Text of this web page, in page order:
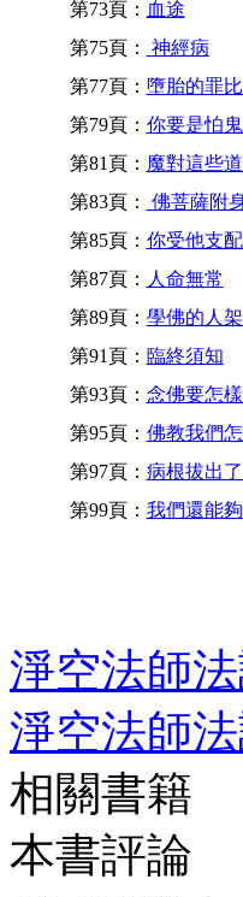
第73頁： 血途
第75頁：
神經病
第77頁： 墮胎的罪
第79頁： 你要是怕
第81頁： 魔對這些
第83頁：
佛菩薩附
第85頁： 你受他支
第87頁： 人命無常
第89頁： 學佛的人
第91頁： 臨終須知
第93頁： 念佛要怎
第95頁： 佛教我們
第97頁： 病根拔出
第99頁： 我們還能
淨空法師法
淨空法師法
相關書籍
本書評論